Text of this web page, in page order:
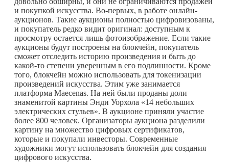
и покупкой искусства. Во-первых, в работе онлайн-
аукционов. Такие аукционы полностью цифровизованы,
и покупатель редко видит оригинал: доступным к
просмотру остается лишь фотоизображение. Если такие
аукционы будут построены на блокчейн, покупатель
сможет отследить историю произведения и быть до
какой-то степени уверенным в его подлинности. Кроме
того, блокчейн можно использовать для токенизации
произведений искусства. Этим уже занимается
платформа Maecenas. На ней были проданы доли
знаменитой картины Энди Уорхола «14 небольших
электрических стульев». В аукционе приняли участие
более 800 человек. Организаторы аукциона разделили
картину на множество цифровых сертификатов,
которые и покупали инвесторы. Современные
художники могут использовать блокчейн для создания
цифрового искусства.